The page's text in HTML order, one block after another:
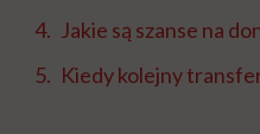
Jakie są szanse na
Kiedy kolejny